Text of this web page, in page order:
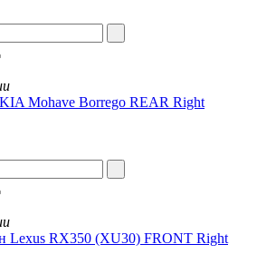
Mohave Borrego REAR Right
Lexus RX350 (XU30) FRONT Right